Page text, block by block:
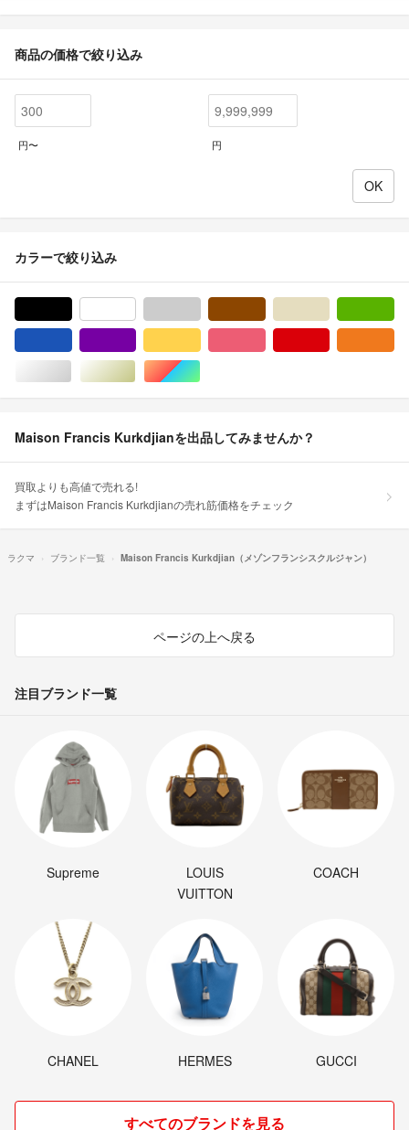
商品の価格で絞り込み
円〜 円
カラーで絞り込み
シルバー/銀色系ゴールド/金色系マルチカラー
Maison Francis Kurkdjianを出品してみませんか？
買取よりも高値で売れる!
まずはMaison Francis Kurkdjianの売れ筋価格をチェック
ラクマ ブランド一覧 Maison Francis Kurkdjian（メゾンフランシスクルジャン）
ページの上へ戻る
注目ブランド一覧
Supreme
LOUIS
VUITTON
COACH
CHANEL HERMES GUCCI
すべてのブランドを見る